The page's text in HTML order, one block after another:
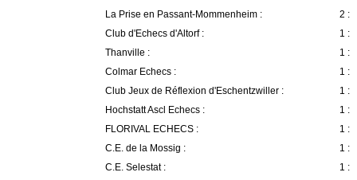
La Prise en Passant-Mommenheim :
2 :
Club d'Echecs d'Altorf :
1 :
Thanville :
1 :
Colmar Echecs :
1 :
Club Jeux de Réflexion d'Eschentzwiller :
1 :
Hochstatt Ascl Echecs :
1 :
FLORIVAL ECHECS :
1 :
C.E. de la Mossig :
1 :
C.E. Selestat :
1 :